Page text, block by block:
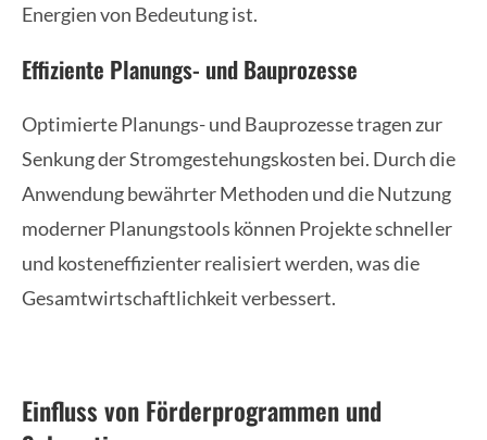
Energien von Bedeutung ist.
Effiziente Planungs- und Bauprozesse
Optimierte Planungs- und Bauprozesse tragen zur
Senkung der Stromgestehungskosten bei. Durch die
Anwendung bewährter Methoden und die Nutzung
moderner Planungstools können Projekte schneller
und kosteneffizienter realisiert werden, was die
Gesamtwirtschaftlichkeit verbessert.
Einfluss von Förderprogrammen und